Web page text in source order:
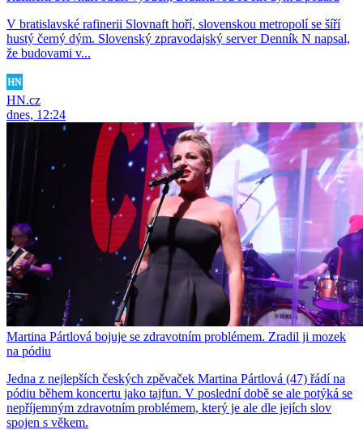
V bratislavské rafinerii Slovnaft hoří, slovenskou metropolí se šíří
hustý černý dým. Slovenský zpravodajský server Denník N napsal,
že budovami v...
HN.cz
dnes, 12:24
Martina Pártlová bojuje se zdravotním problémem. Zradil ji mozek
na pódiu
Jedna z nejlepších českých zpěvaček Martina Pártlová (47) řádí na
pódiu během koncertu jako tajfun. V poslední době se ale potýká se
nepříjemným zdravotním problémem, který je ale dle jejích slov
spojen s věkem.